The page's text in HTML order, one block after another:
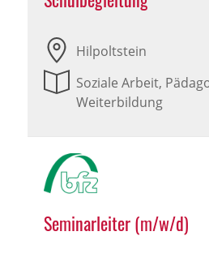
Hilpoltstein
Soziale Arbeit,
Weiterbildung
Seminarleiter (m/w/d)